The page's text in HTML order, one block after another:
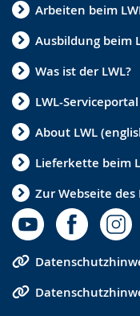
Arbeiten beim
Ausbildung beim
Was ist der LWL?
LWL-Serviceportal
About LWL
Lieferkette beim
Zur Webseite des